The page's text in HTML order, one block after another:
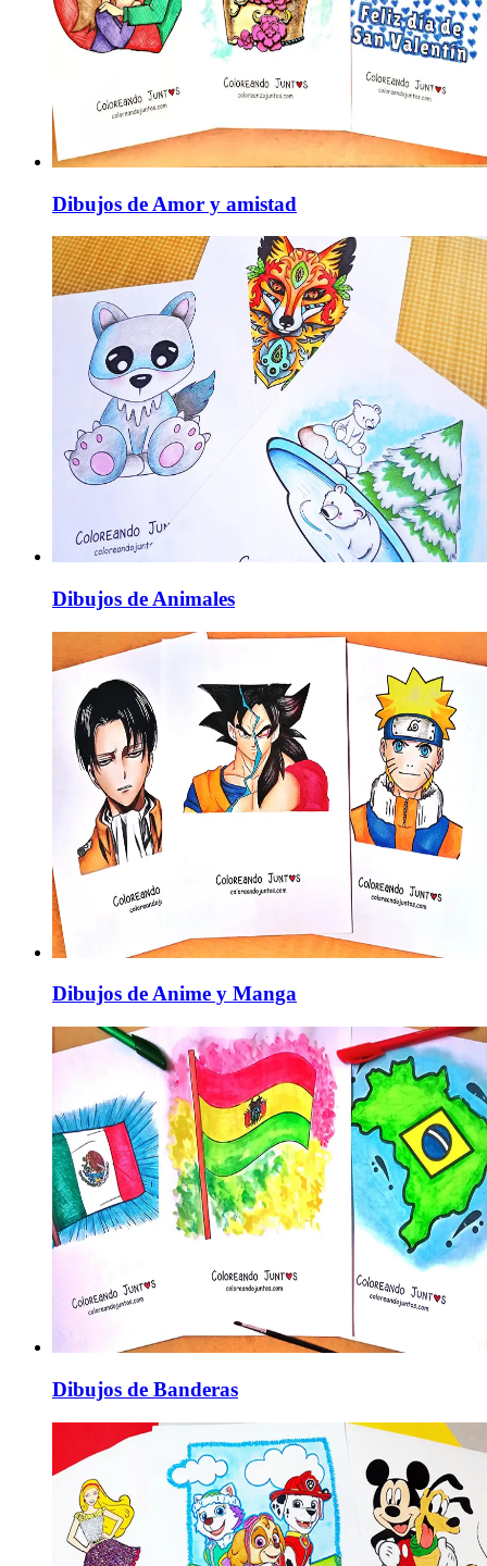
Dibujos de Amor y amistad
Dibujos de Animales
Dibujos de Anime y Manga
Dibujos de Banderas